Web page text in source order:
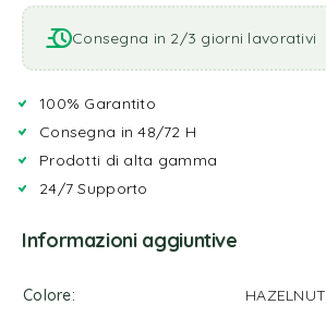
Consegna in 2/3 giorni lavorativi
100% Garantito
Consegna in 48/72 H
Prodotti di alta gamma
24/7 Supporto
Informazioni aggiuntive
Colore HAZELNUT